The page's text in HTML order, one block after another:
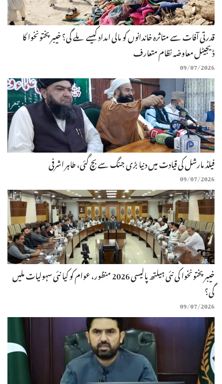
قدرتی آفات سے متاثرہ خاندانوں کو مالی امداد کیسے ملے گی؟ خیبرپختونخوا کا
ڈیجیٹل معاوضہ نظام متعارف
09/07/2026
فیلڈ مارشل کی قیادت میں دنیا بڑی جنگ سے بچ گئی، طاہر اشرفی
09/07/2026
خیبرپختونخوا کی نئی ہیلتھ پالیسی 2026 منظور، عوام کو کیا نئی سہولیات ملیں
گی؟
09/07/2026